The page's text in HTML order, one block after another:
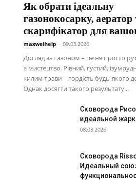
Як обрати ідеальну
газонокосарку, аератор
скарифікатор для
maxwelhelp - 09.03.2026
Догляд за газоном – це не просто
а мистецтво. Рівний, густий,
килим трави – гордість будь-якого
Однак досягти такого результату...
Сковорода
идеальной
08.03.2026
Сковорода
Идеальный